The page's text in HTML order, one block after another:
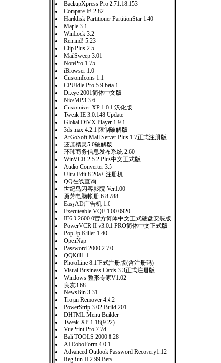
BackupXpress Pro 2.71.18.153
Compare It! 2.82
Harddisk Partitioner PartitionStar 1.40
Maple 3.1
WinLock 3.2
Remind! 5.23
Clip Plus 2.5
MailSweep 3.01
NotePro 1.75
iBrowser 1.0
CustomIcons 1.1
CPUIdle Pro 5.9 beta 1
Dr.eye 2001简体中文版
NiceMP3 3.6
Customizer XP 1.0.1 汉化版
Tweak IE 3.0.148 Update
Global DiVX Player 1.9.1
3ds max 4.2.1 限制破解版
ArGoSoft Mail Server Plus 1.7正式注册版
还原精灵5.0破解版
环球商务信息发布系统 2.60
WinVCR 2.5.2 Plus中文正式版
Audio Converter 3.5
Ultra Edit 8.20a+ 注册机
QQ在线查询
世纪鸟闪客影院 Ver1.00
勇芳电脑帐册 6.8.788
EasyAD广告机 1.0
Executeable VQF 1.00.0920
IE6.0.2600.0官方简体中文正式硬盘安装版
PowerVCR II v3.0.1 PRO简体中文正式版
PopUp Killer 1.40
OpenNap
Password 2000 2.7.0
QQKill1.1
PhotoLine 8.1正式注册版(含注册码)
Visual Business Cards 3.3正式注册版
Windows 整形专家V1.02
良友3.68
NewsBin 3.31
Trojan Remover 4.4.2
PowerStrip 3.02 Build 201
DHTML Menu Builder
Tweak-XP 1.18(9.22)
VuePrint Pro 7.7d
Bali TOOLS 2000 8.28
AI RoboForm 4.0.1
Advanced Outlook Password Recovery1.12
RegRun II 2.99 Beta